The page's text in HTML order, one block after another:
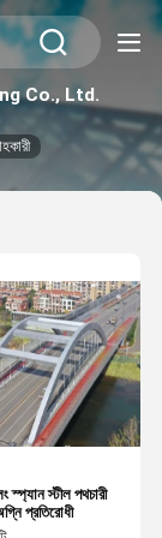
Co., Ltd.
স্প্যান স্টীল পথচারী
প্রতিরোধী